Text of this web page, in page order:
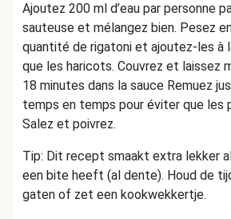
Ajoutez 200 ml d’eau par personne
sauteuse et mélangez bien. Pesez
quantité de rigatoni et ajoutez-les à
que les haricots. Couvrez et laissez
18 minutes dans la sauce Remuez
temps en temps pour éviter que les
Salez et poivrez.
Tip: Dit recept smaakt extra lekker
een bite heeft (al dente). Houd de
gaten of zet een kookwekkertje.